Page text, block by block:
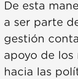
De esta
a ser parte
gestión
apoyo de los
hacia las